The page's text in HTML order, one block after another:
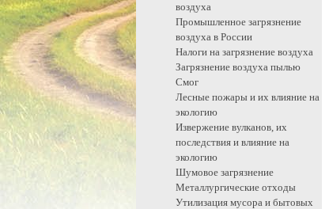
воздуха
Промышленное загрязнение
воздуха в России
Налоги на загрязнение воздуха
Загрязнение воздуха пылью
Смог
Лесные пожары и их влияние на
экологию
Извержение вулканов, их
последствия и влияние на
экологию
Шумовое загрязнение
Металлургические отходы
Утилизация мусора и бытовых